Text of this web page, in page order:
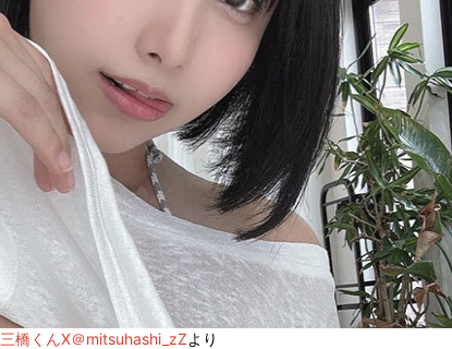
三橋くんX＠mitsuhashi_zZより